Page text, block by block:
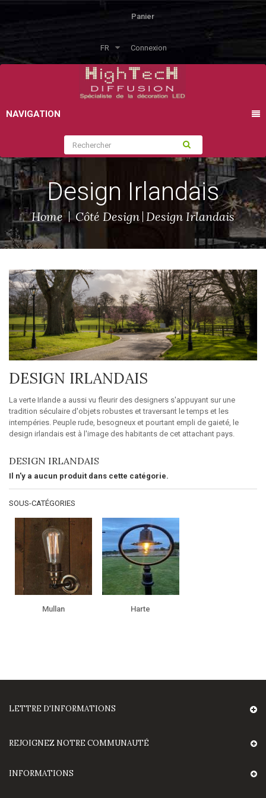
Panier
FR Connexion
NAVIGATION
Design Irlandais
Home Côté Design Design Irlandais
DESIGN IRLANDAIS
La verte Irlande a aussi vu fleurir des designers s'appuyant sur une
tradition séculaire d'objets robustes et traversant le temps et les
intempéries. Peuple rude, besogneux et pourtant empli de gaieté, le
design irlandais est à l'image des habitants de cet attachant pays.
DESIGN IRLANDAIS
Il n'y a aucun produit dans cette catégorie.
SOUS-CATÉGORIES
Mullan Harte
LETTRE D'INFORMATIONS
REJOIGNEZ NOTRE COMMUNAUTÉ
INFORMATIONS